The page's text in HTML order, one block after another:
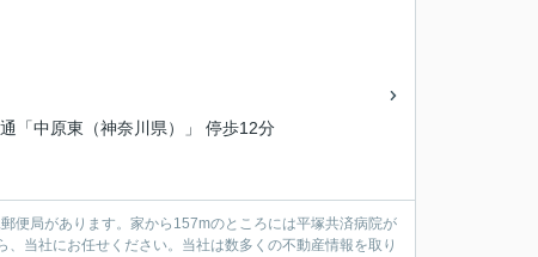
「中原東（神奈川県）」 停歩12分
便局があります。家から157mのところには平塚共済病院が
当社にお任せください。当社は数多くの不動産情報を取り